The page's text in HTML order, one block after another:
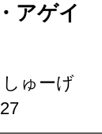
アゲイ
ゅーげ
27